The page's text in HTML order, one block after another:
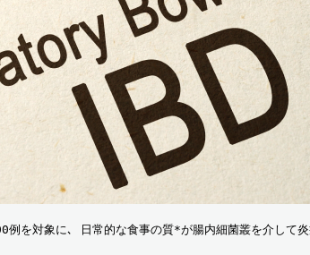
象に､ 日常的な食事の質*が腸内細菌叢を介して